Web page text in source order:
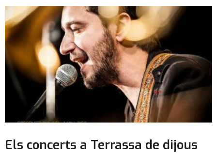
Els concerts a Terrassa de dijous